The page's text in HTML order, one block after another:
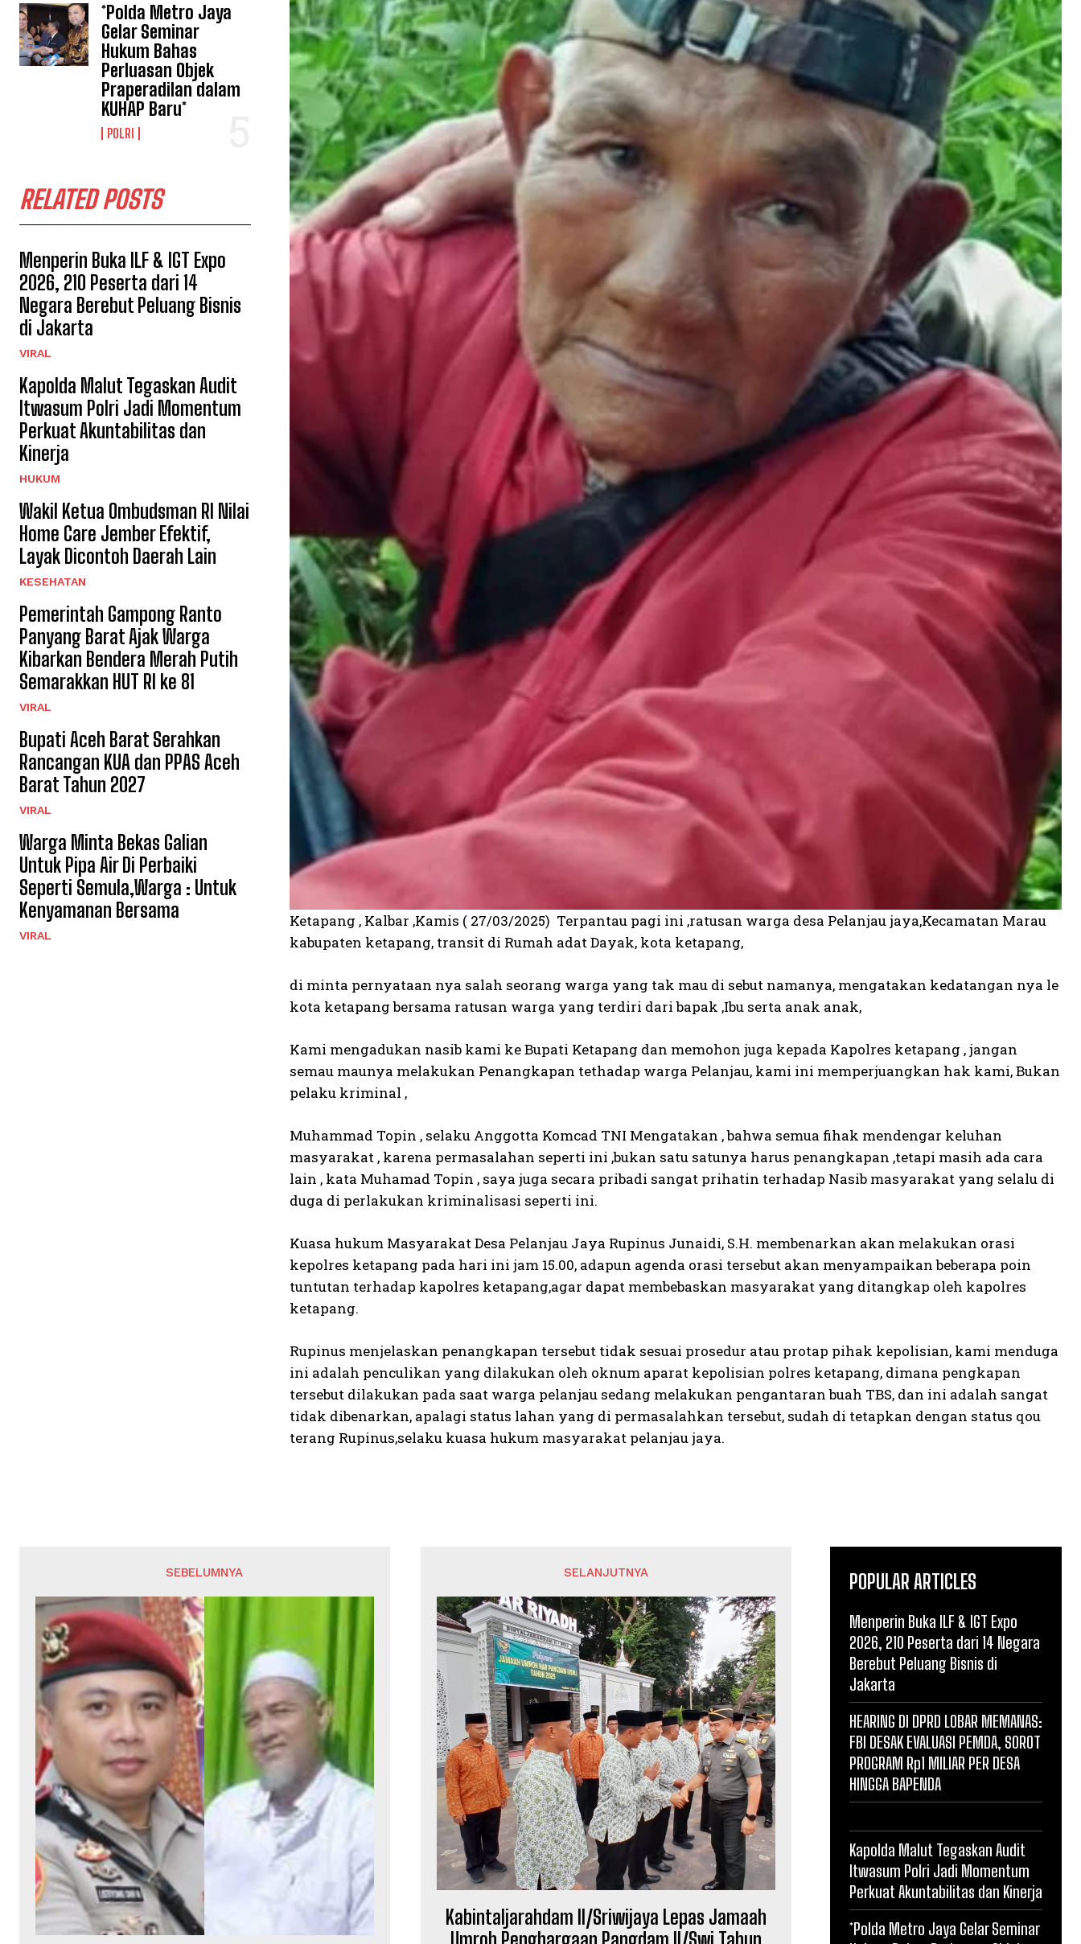
*Polda Metro Jaya
Gelar Seminar
Hukum Bahas
Perluasan Objek
Praperadilan dalam
KUHAP Baru*
POLRI
RELATED POSTS
Menperin Buka ILF & IGT Expo
2026, 210 Peserta dari 14
Negara Berebut Peluang Bisnis
di Jakarta
VIRAL
Kapolda Malut Tegaskan Audit
Itwasum Polri Jadi Momentum
Perkuat Akuntabilitas dan
Kinerja
HUKUM
Wakil Ketua Ombudsman RI Nilai
Home Care Jember Efektif,
Layak Dicontoh Daerah Lain
KESEHATAN
Pemerintah Gampong Ranto
Panyang Barat Ajak Warga
Kibarkan Bendera Merah Putih
Semarakkan HUT RI ke 81
VIRAL
Bupati Aceh Barat Serahkan
Rancangan KUA dan PPAS Aceh
Barat Tahun 2027
VIRAL
Warga Minta Bekas Galian
Untuk Pipa Air Di Perbaiki
Seperti Semula,Warga : Untuk
Kenyamanan Bersama
VIRAL
Ketapang , Kalbar ,Kamis ( 27/03/2025) Terpantau pagi ini ,ratusan warga desa Pelanjau jaya,Kecamatan Marau
kabupaten ketapang, transit di Rumah adat Dayak, kota ketapang,
di minta pernyataan nya salah seorang warga yang tak mau di sebut namanya, mengatakan kedatangan nya le
kota ketapang bersama ratusan warga yang terdiri dari bapak ,Ibu serta anak anak,
Kami mengadukan nasib kami ke Bupati Ketapang dan memohon juga kepada Kapolres ketapang , jangan
semau maunya melakukan Penangkapan tethadap warga Pelanjau, kami ini memperjuangkan hak kami, Bukan
pelaku kriminal ,
Muhammad Topin , selaku Anggotta Komcad TNI Mengatakan , bahwa semua fihak mendengar keluhan
masyarakat , karena permasalahan seperti ini ,bukan satu satunya harus penangkapan ,tetapi masih ada cara
lain , kata Muhamad Topin , saya juga secara pribadi sangat prihatin terhadap Nasib masyarakat yang selalu di
duga di perlakukan kriminalisasi seperti ini.
Kuasa hukum Masyarakat Desa Pelanjau Jaya Rupinus Junaidi, S.H. membenarkan akan melakukan orasi
kepolres ketapang pada hari ini jam 15.00, adapun agenda orasi tersebut akan menyampaikan beberapa poin
tuntutan terhadap kapolres ketapang,agar dapat membebaskan masyarakat yang ditangkap oleh kapolres
ketapang.
Rupinus menjelaskan penangkapan tersebut tidak sesuai prosedur atau protap pihak kepolisian, kami menduga
ini adalah penculikan yang dilakukan oleh oknum aparat kepolisian polres ketapang, dimana pengkapan
tersebut dilakukan pada saat warga pelanjau sedang melakukan pengantaran buah TBS, dan ini adalah sangat
tidak dibenarkan, apalagi status lahan yang di permasalahkan tersebut, sudah di tetapkan dengan status qou
terang Rupinus,selaku kuasa hukum masyarakat pelanjau jaya.
SEBELUMNYA SELANJUTNYA
Kabintaljarahdam II/Sriwijaya Lepas Jamaah
POPULAR ARTICLES
Menperin Buka ILF & IGT Expo
2026, 210 Peserta dari 14 Negara
Berebut Peluang Bisnis di
Jakarta
HEARING DI DPRD LOBAR MEMANAS:
FBI DESAK EVALUASI PEMDA, SOROT
PROGRAM Rp1 MILIAR PER DESA
HINGGA BAPENDA
Kapolda Malut Tegaskan Audit
Itwasum Polri Jadi Momentum
Perkuat Akuntabilitas dan Kinerja
*Polda Metro Jaya Gelar Seminar